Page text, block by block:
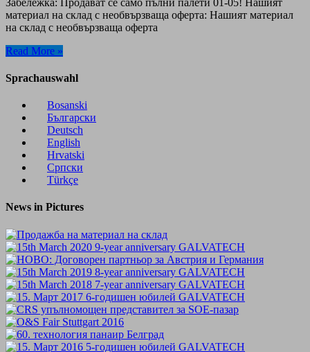
материал на склад с необвързваща оферта: Нашият материал
на склад с необвързваща оферта
Read More »
Sprachauswahl
Bosanski
Български
Deutsch
English
Hrvatski
Cрпски
Türkçe
News in Pictures